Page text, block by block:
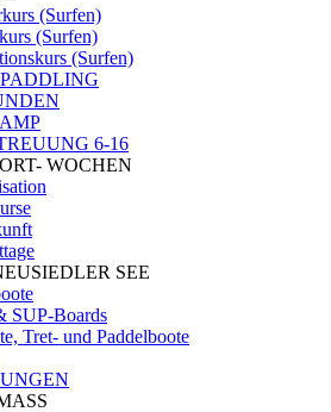
(Surfen)
(Surfen)
(Surfen)
6-16
WOCHEN
SEE
SUP-Boards
Tret- und Paddelboote